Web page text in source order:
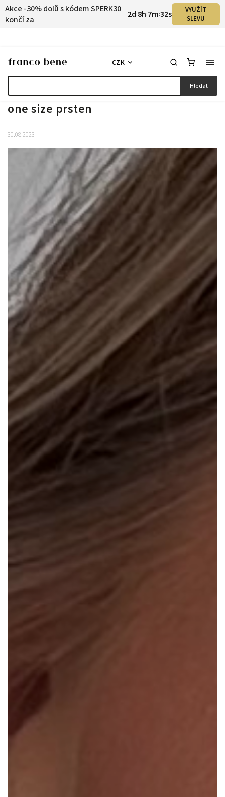
Akce -30% dolů s kódem SPERK30
končí za
2d:8h:7m:31s
VYUŽÍT
SLEVU
Hledat
CZK
Ideální dárek pro každou ženu alias
one size prsten
30.08.2023